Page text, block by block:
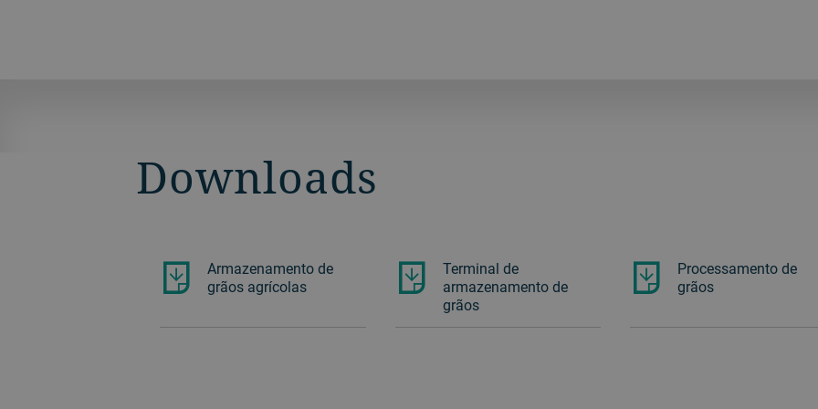
Downloads
Armazenamento de
grãos agrícolas
Terminal de
armazenamento de
grãos
Processamento de
grãos